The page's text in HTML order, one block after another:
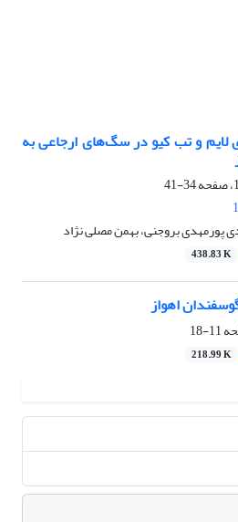
و تب کیو در سگ‌های ارجاعی به
34-41
پورمهدی بروجنی، بهمن مصلی نژاد
438.83 K
اهواز
11-18
218.99 K